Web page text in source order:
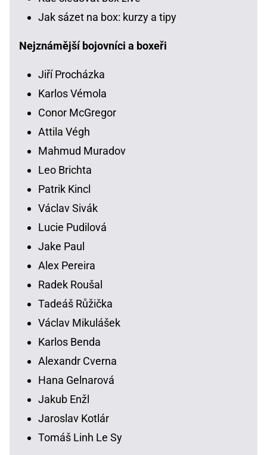
Jak sázet na box: kurzy a tipy
Nejznámější bojovníci a boxeři
Jiří Procházka
Karlos Vémola
Conor McGregor
Attila Végh
Mahmud Muradov
Leo Brichta
Patrik Kincl
Václav Sivák
Lucie Pudilová
Jake Paul
Alex Pereira
Radek Roušal
Tadeáš Růžička
Václav Mikulášek
Karlos Benda
Alexandr Cverna
Hana Gelnarová
Jakub Enžl
Jaroslav Kotlár
Tomáš Linh Le Sy